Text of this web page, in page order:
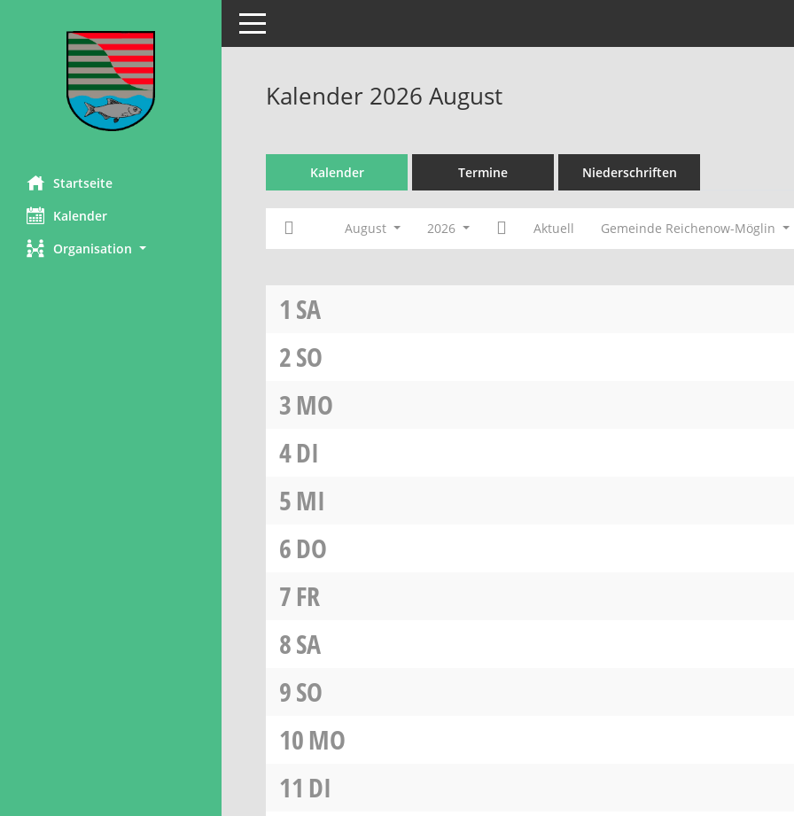
Startseite
Kalender
Organisation
Toggle navigation
Kalender 2026 August
Kalender Termine Niederschriften
August 2026 Aktuell Gemeinde Reichenow-Möglin
1 SA
2SO
3MO
4DI
5MI
6DO
7FR
8SA
9SO
10MO
11 DI